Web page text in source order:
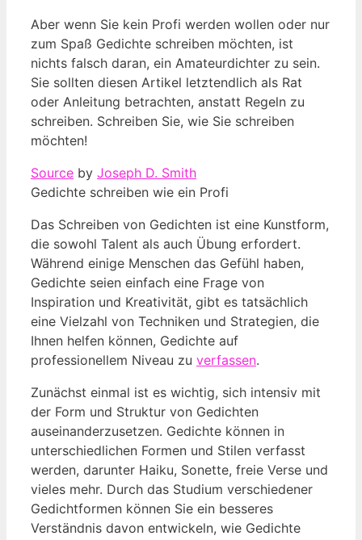
Aber wenn Sie kein Profi werden wollen oder nur
zum Spaß Gedichte schreiben möchten, ist
nichts falsch daran, ein Amateurdichter zu sein.
Sie sollten diesen Artikel letztendlich als Rat
oder Anleitung betrachten, anstatt Regeln zu
schreiben. Schreiben Sie, wie Sie schreiben
möchten!
Source by Joseph D. Smith
Gedichte schreiben wie⁢ ein Profi
Das Schreiben von Gedichten ist⁣ eine Kunstform,​
die sowohl Talent als auch Übung erfordert.
Während einige‍ Menschen⁤ das‌ Gefühl haben,
Gedichte seien ​einfach eine Frage von
Inspiration und Kreativität, gibt es⁤ tatsächlich
eine Vielzahl von ⁤Techniken ‍und Strategien, die
Ihnen helfen können,⁣ Gedichte auf
professionellem Niveau zu verfassen.
Zunächst⁢ einmal ist es ⁣wichtig, sich intensiv mit
der Form und Struktur von Gedichten
auseinanderzusetzen. Gedichte können ⁣in
‌unterschiedlichen⁤ Formen und Stilen verfasst
werden, darunter Haiku, Sonette, freie Verse und
vieles mehr. Durch das Studium verschiedener
Gedichtformen können Sie ⁤ein besseres
Verständnis davon entwickeln, ‍wie Gedichte